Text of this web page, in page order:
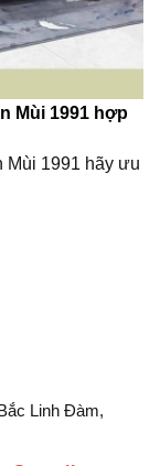
Mùi 1991 hợp
Mùi 1991 hãy ưu
Linh Đàm,